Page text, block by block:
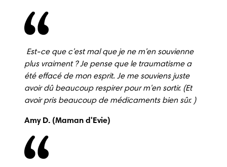
plus vraiment ? Je pense que le traumatisme a
été effacé de mon esprit. Je me souviens juste
avoir dû beaucoup respirer pour m'en sortir. (Et
avoir pris beaucoup de médicaments bien sûr. )
Amy D. (Maman d'Evie)